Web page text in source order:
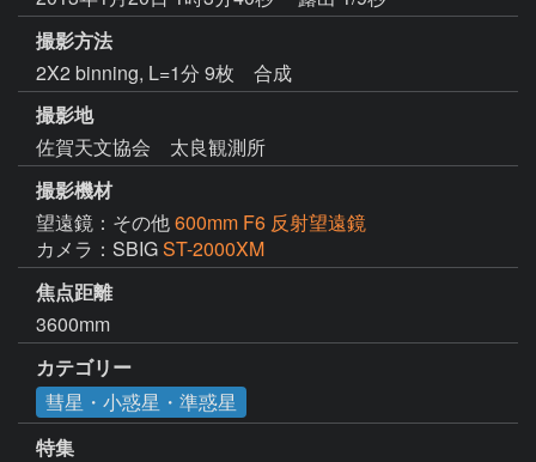
撮影方法
2X2 binning, L=1分 9枚 合成
撮影地
佐賀天文協会 太良観測所
撮影機材
望遠鏡：その他600mm F6 反射望遠鏡
カメラ：SBIGST-2000XM
焦点距離
3600mm
カテゴリー
彗星・小惑星・準惑星
特集